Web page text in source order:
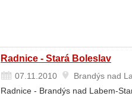
Radnice - Stará Boleslav
07.11.2010
Brandýs nad
Radnice - Brandýs nad Labem-